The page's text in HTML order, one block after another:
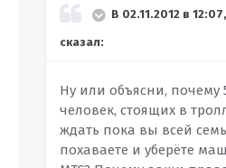
В 02.11.2012 в
сказал:
Ну или объясни, почему
человек, стоящих в
ждать пока вы всей
похаваете и уберёте